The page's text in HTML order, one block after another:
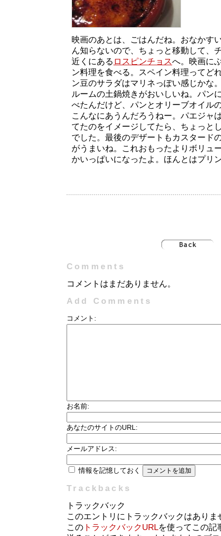
映画のあとは、ごはんだね。おなかす
ん知らないので、ちょっと移動して、
近くにある ロスピンチョスへ。映画に
ン料理を食べる。スペイン料理ってど
ン豆のサラダはマリネっぽい感じかな
ルームの土鍋焼きがおいしいね。パン
べたんだけど、パンとオリーブオイル
こんなにあうんだろうねー。パエジャ
てたのをイメージしてたら、ちょっと
でした。最後のデザートもカスタード
がうまいね。これおもったよりボリュ
かいっぱいになったよ。ほんとはプリ
Comments
コメントはまだありません。
Add Comments
コメント:
お名前:
あなたのサイトのURL:
メールアドレス:
情報を記憶しておく
Trackbacks
トラックバック
このエントリにトラックバックはありま
この トラックバックURLを使ってこの記